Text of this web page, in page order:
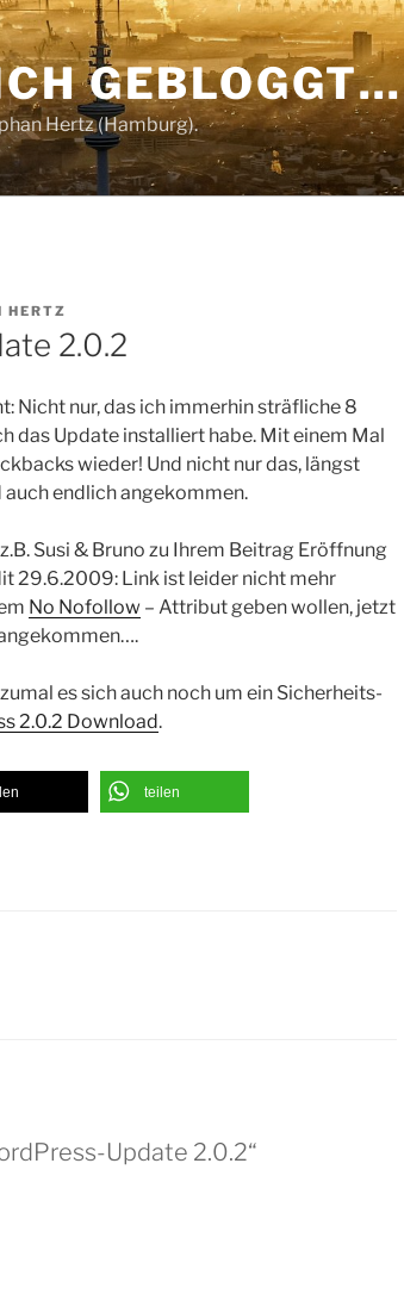
GEBLOGGT…
Hertz (Hamburg).
HERTZ
2.0.2
Nicht nur, das ich immerhin sträfliche 8
das Update installiert habe. Mit einem Mal
wieder! Und nicht nur das, längst
endlich angekommen.
Susi & Bruno zu Ihrem Beitrag Eröffnung
29.6.2009: Link ist leider nicht mehr
No Nofollow – Attribut geben wollen, jetzt
es sich auch noch um ein Sicherheits-
2.0.2 Download.
teilen
Update 2.0.2“